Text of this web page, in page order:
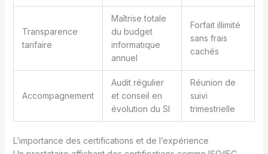
Transparence
tarifaire
Maîtrise totale
du budget
informatique
annuel
Forfait illimité
sans frais
cachés
Accompagnement
Audit régulier
et conseil en
évolution du SI
Réunion de
suivi
trimestrielle
L’importance des certifications et de l’expérience